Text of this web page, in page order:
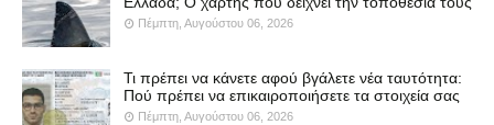
Πέμπτη, Αυγούστου 06, 2026
Τι πρέπει να κάνετε αφού βγάλετε νέα ταυτότητα:
Πού πρέπει να επικαιροποιήσετε τα στοιχεία σας
Πέμπτη, Αυγούστου 06, 2026